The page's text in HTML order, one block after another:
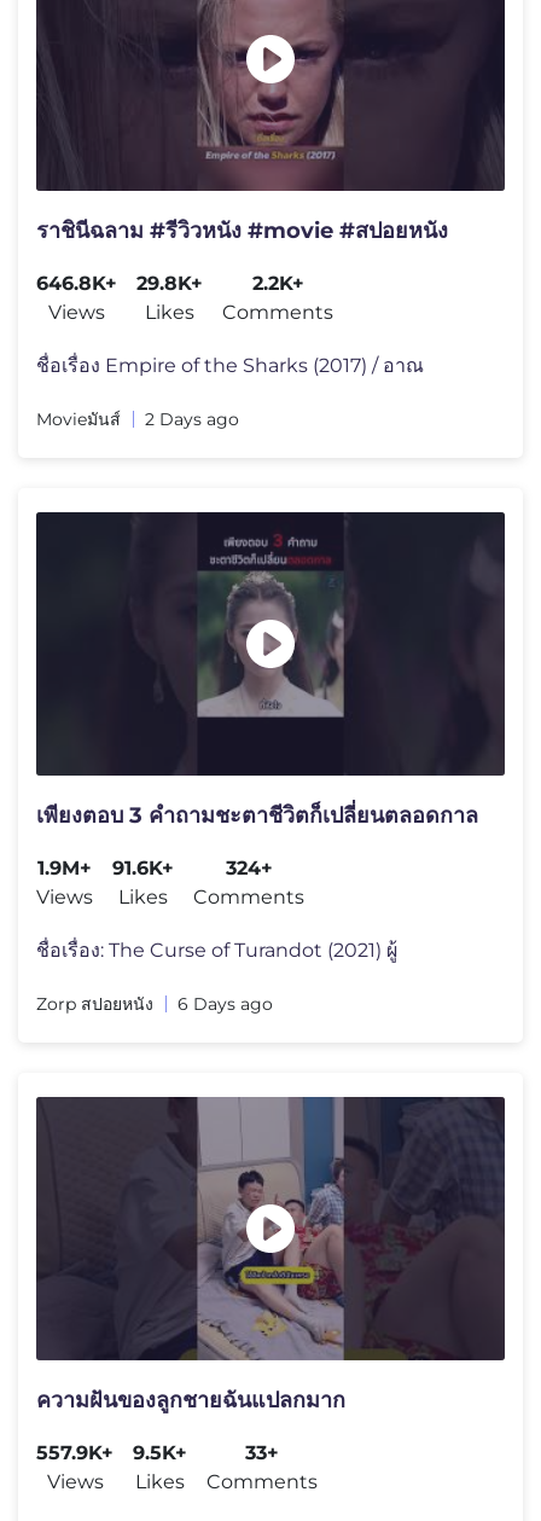
ราชินีฉลาม #รีวิวหนัง #movie #สปอยหนัง
646.8K+
Views
29.8K+
Likes
2.2K+
Comments
ชื่อเรื่อง Empire of the Sharks (2017) / อาณ
Movieมันส์ 2 Days ago
เพียงตอบ 3 คำถามชะตาชีวิตก็เปลี่ยนตลอดกาล
1.9M+
Views
91.6K+
Likes
324+
Comments
ชื่อเรื่อง: The Curse of Turandot (2021) ผู้
Zorp สปอยหนัง 6 Days ago
ความฝันของลูกชายฉันแปลกมาก
557.9K+
Views
9.5K+
Likes
33+
Comments